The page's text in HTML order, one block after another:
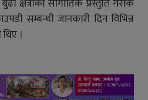
क्षेत्रीको साँगीतिक प्रस्तुति गरेकि
सम्बन्धी जानकारी दिन विभिन्न
।